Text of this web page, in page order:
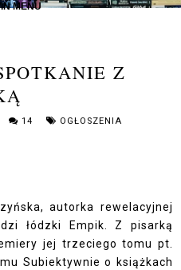
MENU
Z
14 OGŁOSZENIA
autorka rewelacyjnej
łódzki Empik. Z pisarką
jej trzeciego tomu pt.
Subiektywnie o książkach